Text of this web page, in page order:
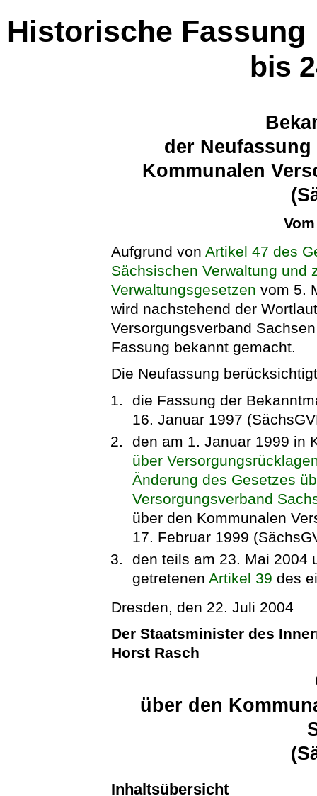
Historische Fassung
bis
der
Kommunalen
Aufgrund vonArtikel 47 des
Sächsischen Verwaltung und
Verwaltungsgesetzen vom 5.
wird nachstehend der
Versorgungsverband
Fassung bekannt gemacht.
Die Neufassung
die Fassung der
16. Januar 1997
den am 1. Januar 1999 in
über
Änderung des Gesetzes
Versorgungsverband
über den Kommunalen
17. Februar 1999
den teils am 23. Mai 2004
getretenen Artikel 39 des
Dresden, den 22. Juli 2004
Der Staatsminister des
Horst Rasch
über den
Inhaltsübersicht